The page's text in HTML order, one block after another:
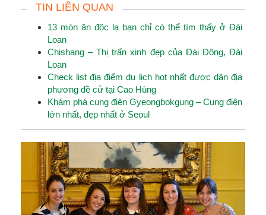
TIN LIÊN QUAN
13 món ăn độc lạ bạn chỉ có thể tìm thấy ở Đài
Loan
Chishang – Thị trấn xinh đẹp của Đài Đông, Đài
Loan
Check list địa điểm du lịch hot nhất được dân địa
phương đề cử tại Cao Hùng
Khám phá cung điện Gyeongbokgung – Cung điện
lớn nhất, đẹp nhất ở Seoul